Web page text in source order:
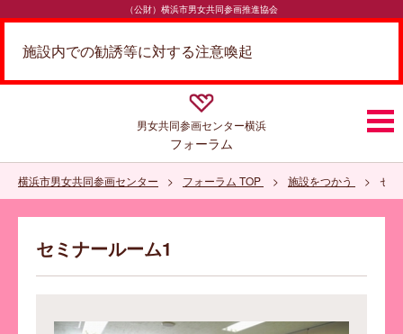
（公財）横浜市男女共同参画推進協会
施設内での勧誘等に対する注意喚起
男女共同参画センター横浜
フォーラム
横浜市男女共同参画センター フォーラム TOP 施設をつかう セ
セミナールーム1